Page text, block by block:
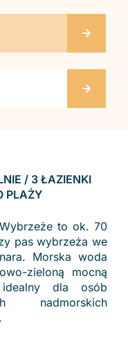
/ 3 ŁAZIENKI
PLAŻY
to ok. 70
pas wybrzeża we
Morska woda
zieloną mocną
idealny dla osób
nadmorskich